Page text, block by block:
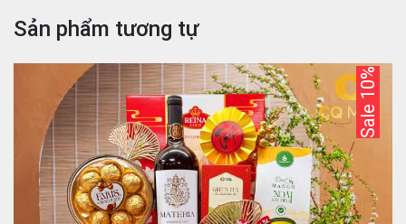
Sản phẩm tương tự
Sale 10%